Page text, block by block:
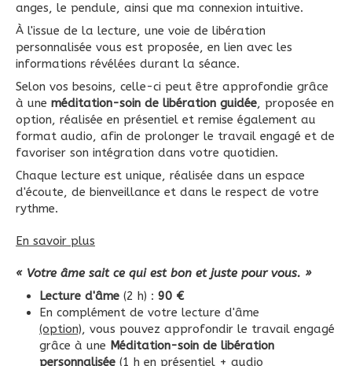
anges, le pendule, ainsi que ma connexion intuitive.
À l'issue de la lecture, une voie de libération
personnalisée vous est proposée, en lien avec les
informations révélées durant la séance.
Selon vos besoins, celle-ci peut être approfondie grâce
à une méditation-soin de libération guidée, proposée en
option, réalisée en présentiel et remise également au
format audio, afin de prolonger le travail engagé et de
favoriser son intégration dans votre quotidien.
Chaque lecture est unique, réalisée dans un espace
d'écoute, de bienveillance et dans le respect de votre
rythme.
En savoir plus
« Votre âme sait ce qui est bon et juste pour vous. »
Lecture d'âme (2 h) : 90 €
En complément de votre lecture d'âme
(option), vous pouvez approfondir le travail engagé
grâce à une Méditation-soin de libération
personnalisée (1 h en présentiel + audio